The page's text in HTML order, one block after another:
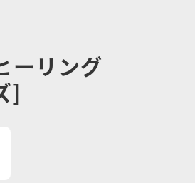
ポケットモンスター
SMPシリーズ
ーリング
]